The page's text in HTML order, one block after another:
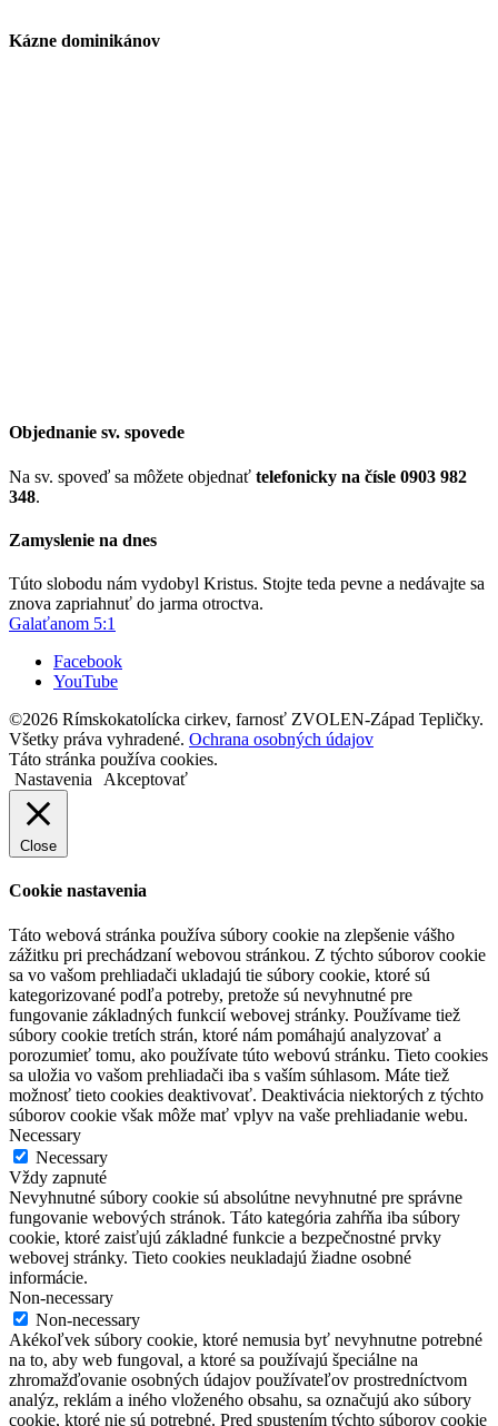
Kázne dominikánov
Objednanie sv. spovede
Na sv. spoveď sa môžete objednať telefonicky na čísle 0903 982
348.
Zamyslenie na dnes
Túto slobodu nám vydobyl Kristus. Stojte teda pevne a nedávajte sa
znova zapriahnuť do jarma otroctva.
Galaťanom 5:1
Facebook
YouTube
©2026 Rímskokatolícka cirkev, farnosť ZVOLEN-Západ Tepličky.
Všetky práva vyhradené. Ochrana osobných údajov
Táto stránka používa cookies.
Nastavenia
Akceptovať
Close
Cookie nastavenia
Táto webová stránka používa súbory cookie na zlepšenie vášho
zážitku pri prechádzaní webovou stránkou. Z týchto súborov cookie
sa vo vašom prehliadači ukladajú tie súbory cookie, ktoré sú
kategorizované podľa potreby, pretože sú nevyhnutné pre
fungovanie základných funkcií webovej stránky. Používame tiež
súbory cookie tretích strán, ktoré nám pomáhajú analyzovať a
porozumieť tomu, ako používate túto webovú stránku. Tieto cookies
sa uložia vo vašom prehliadači iba s vaším súhlasom. Máte tiež
možnosť tieto cookies deaktivovať. Deaktivácia niektorých z týchto
súborov cookie však môže mať vplyv na vaše prehliadanie webu.
Necessary
Necessary
Vždy zapnuté
Nevyhnutné súbory cookie sú absolútne nevyhnutné pre správne
fungovanie webových stránok. Táto kategória zahŕňa iba súbory
cookie, ktoré zaisťujú základné funkcie a bezpečnostné prvky
webovej stránky. Tieto cookies neukladajú žiadne osobné
informácie.
Non-necessary
Non-necessary
Akékoľvek súbory cookie, ktoré nemusia byť nevyhnutne potrebné
na to, aby web fungoval, a ktoré sa používajú špeciálne na
zhromažďovanie osobných údajov používateľov prostredníctvom
analýz, reklám a iného vloženého obsahu, sa označujú ako súbory
cookie, ktoré nie sú potrebné. Pred spustením týchto súborov cookie